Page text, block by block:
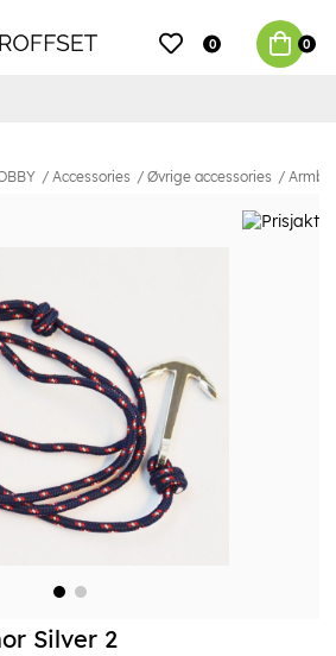
0 0
Accessories Øvrige accessories
Silver 2